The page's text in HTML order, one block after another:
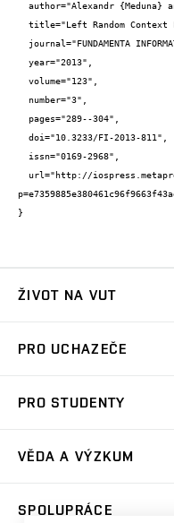
}
ŽIVOT NA VUT
Koleje
Sport na VUT
PRO UCHAZEČE
Dny otevřených dveří
Celoživotní vzdělávání
PRO STUDENTY
Harmonogram
Zpracování osobních
Sociální bezpečí
VĚDA A VÝZKUM
SPOLUPRÁCE